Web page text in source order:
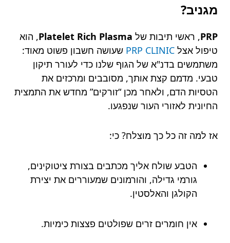
מגניב?
PRP, ראשי תיבות של Platelet Rich Plasma, הוא
טיפול אצל PRP CLINIC שעושה חשבון פשוט מאוד:
משתמשים בדנ"א של הגוף שלנו כדי לעורר תיקון
טבעי. מדמם קצת אותך, מסובבים ומרכזים את
הטסיות הדם, ולאחר מכן “זורקים” מחדש את התמצית
החיונית לאזורי העור שנפגעו.
אז למה זה כל כך מוצלח? כי:
הטבע שולח אליך מכתבים בצורת ציטוקינים,
גורמי גדילה, והורמונים שמעוררים את יצירת
הקולגן והאלסטין.
אין חומרים זרים שפולטים פצצות כימיות.